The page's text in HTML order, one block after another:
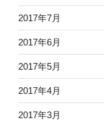
2017年7月
2017年6月
2017年5月
2017年4月
2017年3月